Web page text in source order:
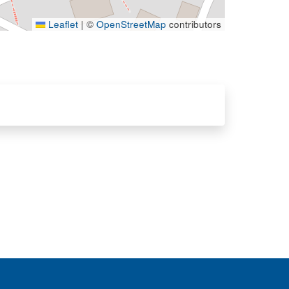
Leaflet | © OpenStreetMap contributors